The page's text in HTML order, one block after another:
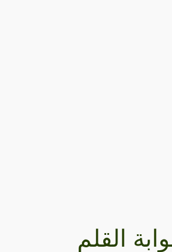
القلم